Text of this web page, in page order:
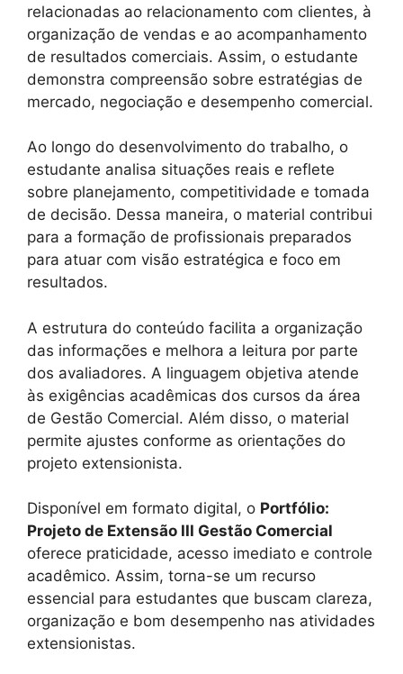
relacionadas ao relacionamento com clientes, à
organização de vendas e ao acompanhamento
de resultados comerciais. Assim, o estudante
demonstra compreensão sobre estratégias de
mercado, negociação e desempenho comercial.
Ao longo do desenvolvimento do trabalho, o
estudante analisa situações reais e reflete
sobre planejamento, competitividade e tomada
de decisão. Dessa maneira, o material contribui
para a formação de profissionais preparados
para atuar com visão estratégica e foco em
resultados.
A estrutura do conteúdo facilita a organização
das informações e melhora a leitura por parte
dos avaliadores. A linguagem objetiva atende
às exigências acadêmicas dos cursos da área
de Gestão Comercial. Além disso, o material
permite ajustes conforme as orientações do
projeto extensionista.
Disponível em formato digital, o Portfólio:
Projeto de Extensão III Gestão Comercial
oferece praticidade, acesso imediato e controle
acadêmico. Assim, torna-se um recurso
essencial para estudantes que buscam clareza,
organização e bom desempenho nas atividades
extensionistas.